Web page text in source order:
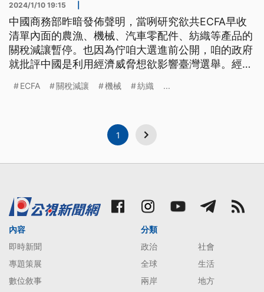
2024/1/10 19:15
中國商務部昨暗發佈聲明，當咧研究欲共ECFA早收
清單內面的農漁、機械、汽車零配件、紡織等產品的
關稅減讓暫停。也因為佇咱大選進前公開，咱的政府
就批評中國是利用經濟威脅想欲影響臺灣選舉。經濟
（這條新聞標題、前言是臺語文。）
ECFA 關稅減讓 機械 紡織 ...
1
內容
即時新聞
專題策展
數位敘事
分類
政治
社會
全球
生活
兩岸
地方